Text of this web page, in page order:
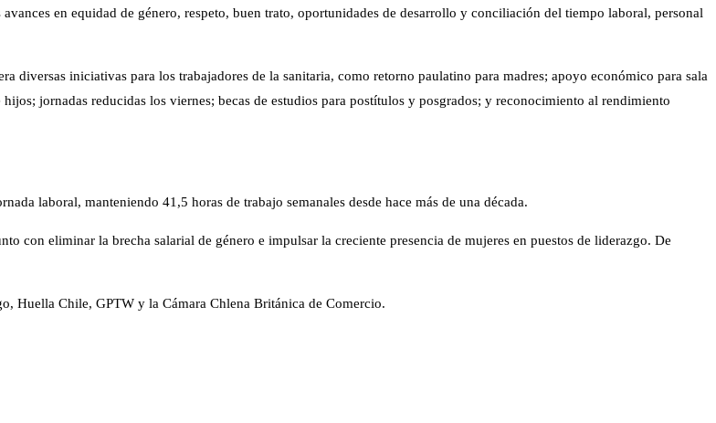
en equidad de género, respeto, buen trato, oportunidades de desarrollo y conciliación del tiempo laboral, personal
diversas iniciativas para los trabajadores de la sanitaria, como retorno paulatino para madres; apoyo económico para sala
jornadas reducidas los viernes; becas de estudios para postítulos y posgrados; y reconocimiento al rendimiento
laboral, manteniendo 41,5 horas de trabajo semanales desde hace más de una década.
con eliminar la brecha salarial de género e impulsar la creciente presencia de mujeres en puestos de liderazgo. De
Huella Chile, GPTW y la Cámara Chlena Británica de Comercio.